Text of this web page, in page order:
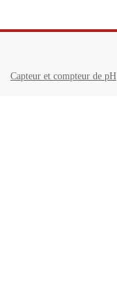
Capteur et compteur de pH